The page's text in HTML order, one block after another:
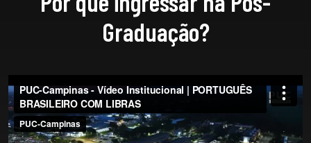
Graduação?